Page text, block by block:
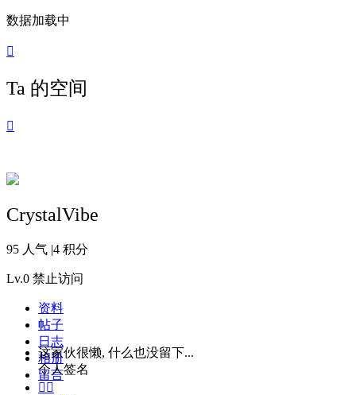
数据加载中

Ta 的空间

CrystalVibe
95 人气 |4 积分
Lv.0 禁止访问
资料
帖子
日志
相册
留言
这家伙很懒, 什么也没留下...
个人签名
 